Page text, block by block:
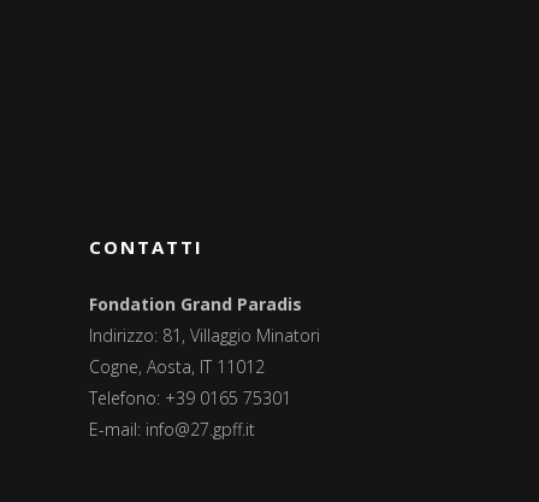
CONTATTI
Fondation Grand Paradis
Indirizzo: 81, Villaggio Minatori
Cogne, Aosta, IT 11012
Telefono: +39 0165 75301
E-mail: info@27.gpff.it